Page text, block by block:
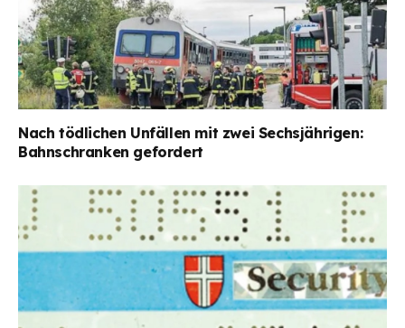
Nach tödlichen Unfällen mit zwei Sechsjährigen:
Bahnschranken gefordert